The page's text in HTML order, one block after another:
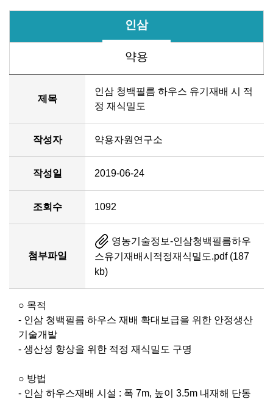
인삼
약용
제목
인삼 청백필름 하우스 유기재배 시 적
정 재식밀도
작성자 약용자원연구소
작성일 2019-06-24
조회수 1092
첨부파일
영농기술정보-인삼청백필름하우
스유기재배시적정재식밀도.pdf (187
kb)
○ 목적
- 인삼 청백필름 하우스 재배 확대보급을 위한 안정생산
기술개발
- 생산성 향상을 위한 적정 재식밀도 구명
○ 방법
- 인삼 하우스재배 시설 : 폭 7m, 높이 3.5m 내재해 단동